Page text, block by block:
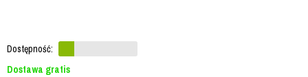
Dostępność:
Dostawa gratis